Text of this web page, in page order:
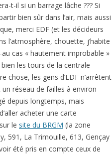
t-il si un barrage lâche ??? Si
bien sûr dans l’air, mais aussi
merci EDF (et les décideurs
l’atmosphère, chouette, j’habite
cas « hautement improbable »
les tours de la centrale
chose, les gens d’EDF n’arrêtent
réseau de failles à environ
depuis longtemps, mais
acheter une carte
le site du BRGM (la zone
591, La Trimouille, 613, Gençay
été pris en compte ceux de